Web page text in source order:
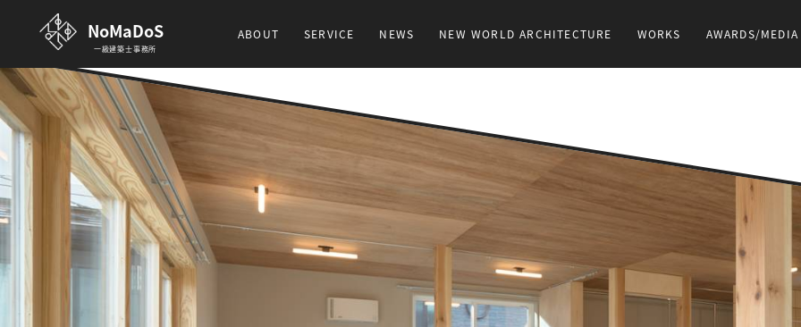
NoMaDoS
一級建築士事務所
ABOUT SERVICE NEWS NEW WORLD ARCHITECTURE WORKS AWARDS/MEDIA